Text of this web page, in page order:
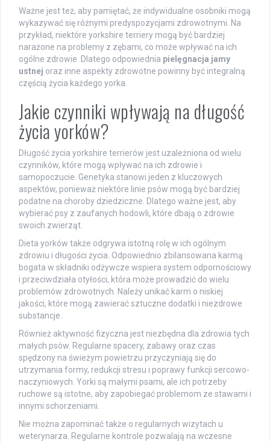
Ważne jest też, aby pamiętać, że indywidualne osobniki mogą
wykazywać się różnymi predyspozycjami zdrowotnymi. Na
przykład, niektóre yorkshire terriery mogą być bardziej
narażone na problemy z zębami, co może wpływać na ich
ogólne zdrowie. Dlatego odpowiednia pielęgnacja jamy
ustnej oraz inne aspekty zdrowotne powinny być integralną
częścią życia każdego yorka.
Jakie czynniki wpływają na długość
życia yorków?
Długość życia yorkshire terrierów jest uzależniona od wielu
czynników, które mogą wpływać na ich zdrowie i
samopoczucie. Genetyka stanowi jeden z kluczowych
aspektów, ponieważ niektóre linie psów mogą być bardziej
podatne na choroby dziedziczne. Dlatego ważne jest, aby
wybierać psy z zaufanych hodowli, które dbają o zdrowie
swoich zwierząt.
Dieta yorków także odgrywa istotną rolę w ich ogólnym
zdrowiu i długości życia. Odpowiednio zbilansowana karmą
bogata w składniki odżywcze wspiera system odpornościowy
i przeciwdziała otyłości, która może prowadzić do wielu
problemów zdrowotnych. Należy unikać karm o niskiej
jakości, które mogą zawierać sztuczne dodatki i niezdrowe
substancje.
Również aktywność fizyczna jest niezbędna dla zdrowia tych
małych psów. Regularne spacery, zabawy oraz czas
spędzony na świeżym powietrzu przyczyniają się do
utrzymania formy, redukcji stresu i poprawy funkcji sercowo-
naczyniowych. Yorki są małymi psami, ale ich potrzeby
ruchowe są istotne, aby zapobiegać problemom ze stawami i
innymi schorzeniami.
Nie można zapominać także o regularnych wizytach u
weterynarza. Regularne kontrole pozwalają na wczesne